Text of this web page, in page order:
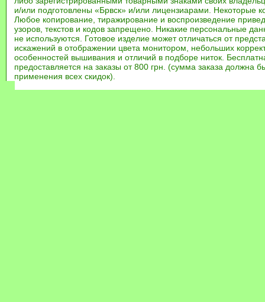
и/или подготовлены «Брвск» и/или лицензиарами. Некоторые
Любое копирование, тиражирование и воспроизведение
узоров, текстов и кодов запрещено. Никакие персональные
не используются. Готовое изделие может отличаться от
искажений в отображении цвета монитором, небольших
особенностей вышивания и отличий в подборе ниток.
предоставляется на заказы от 800 грн. (сумма заказа должна
применения всех скидок).